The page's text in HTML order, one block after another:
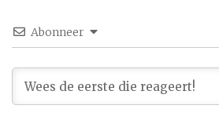
Abonneer